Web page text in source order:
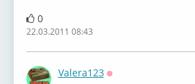
0
22.03.2011 08:43
Valera123